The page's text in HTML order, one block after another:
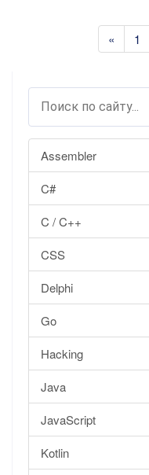
Assembler
C#
C / C++
CSS
Delphi
Go
Hacking
Java
JavaScript
Kotlin
« 1